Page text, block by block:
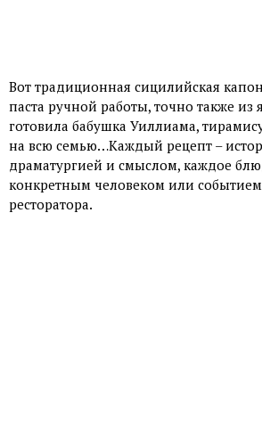
Вот традиционная сицилийская
паста ручной работы, точно также из
готовила бабушка Уиллиама,
на всю семью…Каждый рецепт –
драматургией и смыслом, каждое
конкретным человеком или
ресторатора.